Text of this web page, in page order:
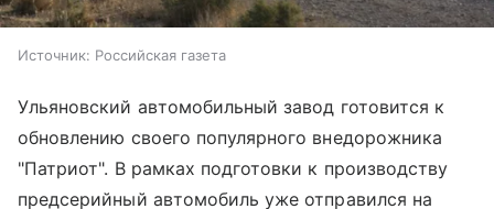
Источник: Российская газета
Ульяновский автомобильный завод готовится к
обновлению своего популярного внедорожника
"Патриот". В рамках подготовки к производству
предсерийный автомобиль уже отправился на